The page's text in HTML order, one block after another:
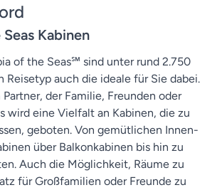
Kabinen
of the Seas℠ sind unter rund 2.750
Reisetyp auch die ideale für Sie dabei.
der Familie, Freunden oder
wird eine Vielfalt an Kabinen, die zu
geboten. Von gemütlichen Innen-
über Balkonkabinen bis hin zu
Auch die Möglichkeit, Räume zu
für Großfamilien oder Freunde zu